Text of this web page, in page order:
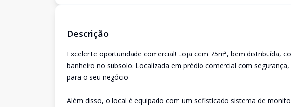
Descrição
Excelente oportunidade comercial! Loja com 75m², bem distribuída,
banheiro no subsolo. Localizada em prédio comercial com
para o seu negócio
Além disso, o local é equipado com um sofisticado sistema de